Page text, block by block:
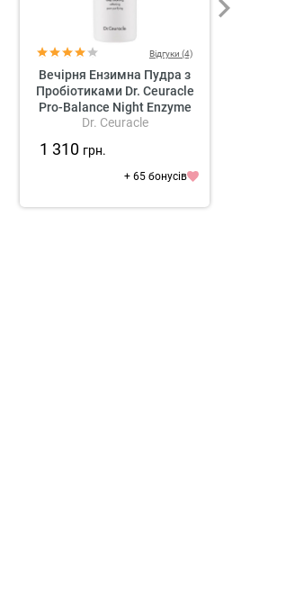
Відгуки (4)
Вечірня Ензимна Пудра з
Пробіотиками Dr. Ceuracle
Pro-Balance Night Enzyme
Wash
Dr. Ceuracle
1 310 грн.
+ 65 бонусів